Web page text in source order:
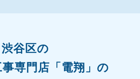
渋谷区の
専門店「電翔」の